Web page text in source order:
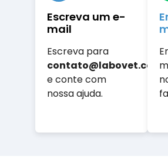
Escreva um e-
mail
Escreva para
e conte com
nossa ajuda.